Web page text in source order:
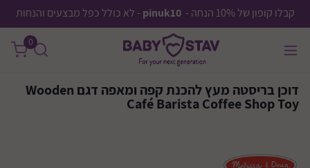
קבלו קופון של 10% הנחה - pinuk10 - לא כולל כפל מבצעים והנחות
0
דוכן בריסטה מעץ להכנת קפה ומאפה דגם Wooden
Café Barista Coffee Shop Toy